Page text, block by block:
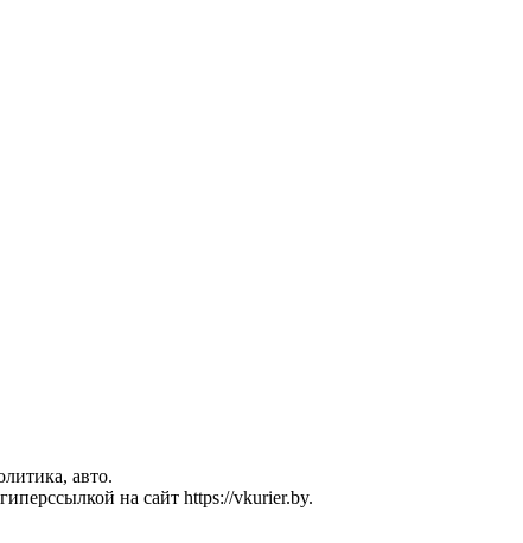
авто.
на сайт https://vkurier.by.